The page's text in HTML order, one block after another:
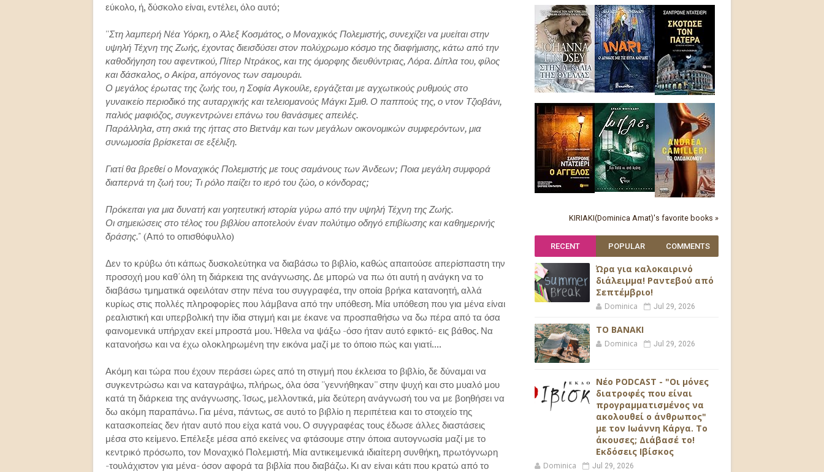
εύκολο, ή, δύσκολο είναι, εντέλει, όλο αυτό;
''Στη λαμπερή Νέα Υόρκη, ο Άλεξ Κοσμάτος, ο Μοναχικός Πολεμιστής, συνεχίζει να μυείται στην
υψηλή Τέχνη της Ζωής, έχοντας διεισδύσει στον πολύχρωμο κόσμο της διαφήμισης, κάτω από την
καθοδήγηση του αφεντικού, Πίτερ Ντράκος, και της όμορφης διευθύντριας, Λόρα. Δίπλα του, φίλος
και δάσκαλος, ο Ακίρα, απόγονος των σαμουράι.
Ο μεγάλος έρωτας της ζωής του, η Σοφία Αγκουίλε, εργάζεται με αγχωτικούς ρυθμούς στο
γυναικείο περιοδικό της αυταρχικής και τελειομανούς Μάγκι Σμιθ. Ο παππούς της, ο ντον Τζιοβάνι,
παλιός μαφιόζος, συγκεντρώνει επάνω του θανάσιμες απειλές.
Παράλληλα, στη σκιά της ήττας στο Βιετνάμ και των μεγάλων οικονομικών συμφερόντων, μια
συνωμοσία βρίσκεται σε εξέλιξη.
Γιατί θα βρεθεί ο Μοναχικός Πολεμιστής με τους σαμάνους των Άνδεων; Ποια μεγάλη συμφορά
διαπερνά τη ζωή του; Τι ρόλο παίζει το ιερό του ζώο, ο κόνδορας;
Πρόκειται για μια δυνατή και γοητευτική ιστορία γύρω από την υψηλή Τέχνη της Ζωής.
Οι σημειώσεις στο τέλος του βιβλίου αποτελούν έναν πολύτιμο οδηγό επιβίωσης και καθημερινής
δράσης." (Από το οπισθόφυλλο)
Δεν το κρύβω ότι κάπως δυσκολεύτηκα να διαβάσω το βιβλίο, καθώς απαιτούσε απερίσπαστη την
προσοχή μου καθ΄όλη τη διάρκεια της ανάγνωσης. Δε μπορώ να πω ότι αυτή η ανάγκη να το
διαβάσω τμηματικά οφειλόταν στην πένα του συγγραφέα, την οποία βρήκα κατανοητή, αλλά
κυρίως στις πολλές πληροφορίες που λάμβανα από την υπόθεση. Μία υπόθεση που για μένα είναι
ρεαλιστική και υπερβολική την ίδια στιγμή και με έκανε να προσπαθήσω να δω πέρα από τα όσα
φαινομενικά υπήρχαν εκεί μπροστά μου. Ήθελα να ψάξω -όσο ήταν αυτό εφικτό- εις βάθος. Να
κατανοήσω και να έχω ολοκληρωμένη την εικόνα μαζί με το όποιο πώς και γιατί....
Ακόμη και τώρα που έχουν περάσει ώρες από τη στιγμή που έκλεισα το βιβλίο, δε δύναμαι να
συγκεντρώσω και να καταγράψω, πλήρως, όλα όσα ''γεννήθηκαν'' στην ψυχή και στο μυαλό μου
κατά τη διάρκεια της ανάγνωσης. Ίσως, μελλοντικά, μία δεύτερη ανάγνωσή του να με βοηθήσει να
δω ακόμη παραπάνω. Για μένα, πάντως, σε αυτό το βιβλίο η περιπέτεια και το στοιχείο της
κατασκοπείας δεν ήταν αυτό που είχα κατά νου. Ο συγγραφέας τους έδωσε άλλες διαστάσεις
μέσα στο κείμενο. Επέλεξε μέσα από εκείνες να φτάσουμε στην όποια αυτογνωσία μαζί με το
κεντρικό πρόσωπο, τον Μοναχικό Πολεμιστή. Μία αντικειμενικά ιδιαίτερη συνθήκη, πρωτόγνωρη
-τουλάχιστον για μένα- όσον αφορά τα βιβλία που διαβάζω. Κι αν είναι κάτι που κρατώ από το
KIRIAKI(Dominica Amat)'s favorite books »
RECENT POPULAR COMMENTS
Ώρα για καλοκαιρινό
διάλειμμα! Ραντεβού από
Σεπτέμβριο!
Dominica Jul 29, 2026
ΤΟ ΒΑΝΑΚΙ
Dominica Jul 29, 2026
Νέο PODCAST - "Οι μόνες
διατροφές που είναι
προγραμματισμένος να
ακολουθεί ο άνθρωπος"
με τον Ιωάννη Κάργα. Το
άκουσες; Διάβασέ το!
Εκδόσεις Ιβίσκος
Dominica Jul 29, 2026